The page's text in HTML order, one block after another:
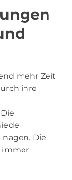
mehr Zeit
ihre
Die
immer